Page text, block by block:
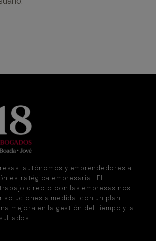
autónomos y emprendedores a
estratégica empresarial. El
directo con las empresas nos
soluciones a medida, con un plan
mejora en la gestión del tiempo y la